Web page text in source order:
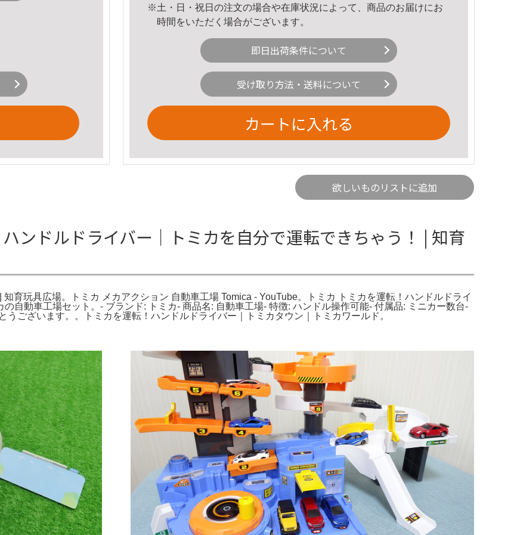
※土・日・祝日の注文の場合や在庫状況によって、商品のお届けにお
時間をいただく場合がございます。
即日出荷条件について
受け取り方法・送料について
カートに入れる
欲しいものリストに追加
ンドルドライバー｜トミカを自分で運転できちゃう！ | 知育
育玩具広場。トミカ メカアクション 自動車工場 Tomica - YouTube。トミカ トミカを運転！ハンドルドライ
自動車工場セット。- ブランド: トミカ- 商品名: 自動車工場- 特徴: ハンドル操作可能- 付属品: ミニカー数台-
ございます。。トミカを運転！ハンドルドライバー｜トミカタウン｜トミカワールド。